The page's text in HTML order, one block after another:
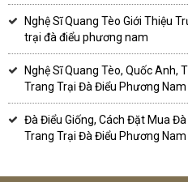
Nghệ Sĩ Quang Tèo Giới Thiệu
trại đà điểu phương nam
Nghệ Sĩ Quang Tèo, Quốc Anh,
Trang Trại Đà Điểu Phương Nam
Đà Điểu Giống, Cách Đặt Mua Đà
Trang Trại Đà Điểu Phương Nam